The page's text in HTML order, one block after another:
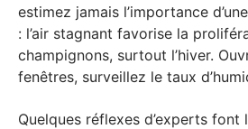
estimez jamais l’importance d’une
: l’air stagnant favorise la
champignons, surtout l’hiver.
fenêtres, surveillez le taux
Quelques réflexes d’experts font